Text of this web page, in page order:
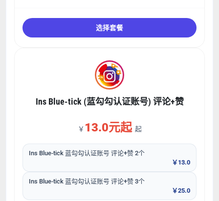
选择套餐
Ins Blue-tick (蓝勾勾认证账号) 评论+赞
￥ 13.0元起 起
Ins Blue-tick 蓝勾勾认证账号 评论+赞 2个
￥13.0
Ins Blue-tick 蓝勾勾认证账号 评论+赞 3个
￥25.0